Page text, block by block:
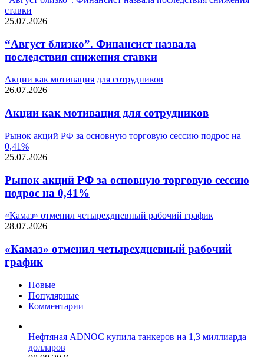
ставки
25.07.2026
“Август близко”. Финансист назвала
последствия снижения ставки
Акции как мотивация для сотрудников
26.07.2026
Акции как мотивация для сотрудников
Рынок акций РФ за основную торговую сессию подрос на
0,41%
25.07.2026
Рынок акций РФ за основную торговую сессию
подрос на 0,41%
«Камаз» отменил четырехдневный рабочий график
28.07.2026
«Камаз» отменил четырехдневный рабочий
график
Новые
Популярные
Комментарии
Нефтяная ADNOC купила танкеров на 1,3 миллиарда
долларов